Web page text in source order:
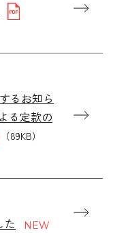
るお知ら
る定款の
（89KB）
た